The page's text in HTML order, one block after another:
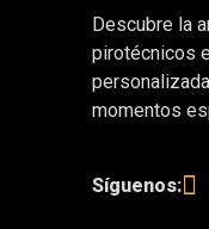
Descubre la
pirotécnicos
momentos
Síguenos: